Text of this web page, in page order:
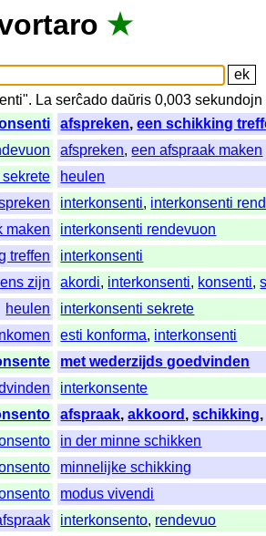
★
La serĉado daŭris 0,003sekundojn
afspreken,een schikking
afspreken,een afspraak maken
heulen
interkonsenti, interkonsenti
maken
interkonsenti rendevuon
treffen
interkonsenti
zijn
akordi, interkonsenti, konsenti,
heulen
interkonsenti sekrete
esti konforma, interkonsenti
met wederzijds goedvinden
interkonsente
afspraak,akkoord ,schikking
in der minne schikken
minnelijke schikking
modus vivendi
interkonsento, rendevuo